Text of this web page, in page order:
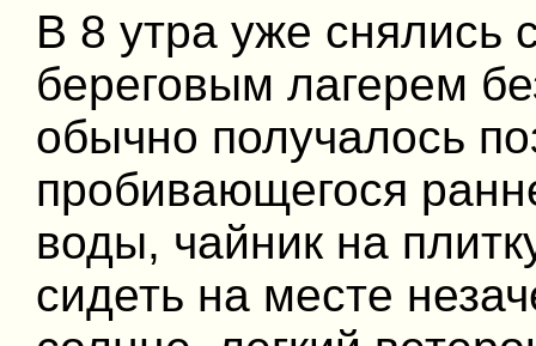
В 8 утра уже снялись
береговым лагерем
обычно получалось
пробивающегося
воды, чайник на
сидеть на месте